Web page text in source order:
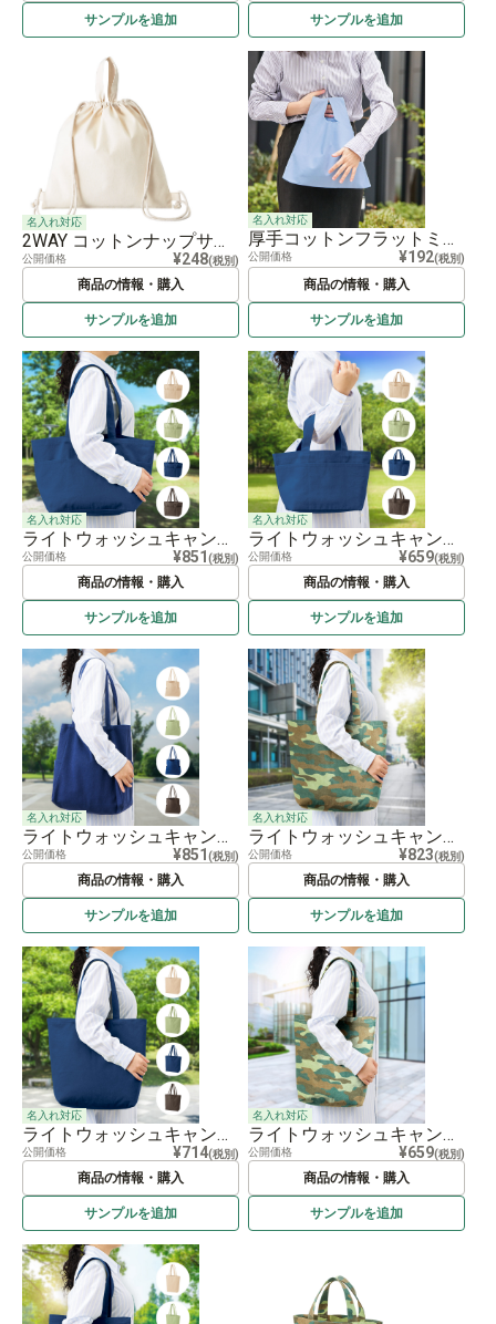
サンプルを追加 サンプルを追加
名入れ対応
2WAY コットンナップサック
公開価格 ¥248(税別)
商品の情報・購入
サンプルを追加
名入れ対応
厚手コットンフラットミニマルシェバッグ
公開価格 ¥192(税別)
商品の情報・購入
サンプルを追加
名入れ対応
ライトウォッシュキャンバスツールトート（L）
公開価格 ¥851 (税別)
商品の情報・購入
サンプルを追加
名入れ対応
ライトウォッシュキャンバスツールトート（M）
公開価格 ¥659(税別)
商品の情報・購入
サンプルを追加
名入れ対応
ライトウォッシュキャンバスマルチトート
公開価格 ¥851 (税別)
商品の情報・購入
サンプルを追加
名入れ対応
ライトウォッシュキャンバストート（L） カモフラージュ
公開価格 ¥823(税別)
商品の情報・購入
サンプルを追加
名入れ対応
ライトウォッシュキャンバストート（L）
公開価格 ¥714(税別)
商品の情報・購入
サンプルを追加
名入れ対応
ライトウォッシュキャンバストート（M） カモフラージュ
公開価格 ¥659(税別)
商品の情報・購入
サンプルを追加